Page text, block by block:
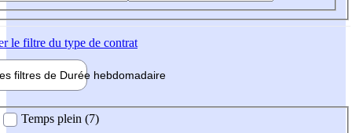
le filtre du type de contrat
filtres de Durée hebdomadaire
Temps plein (7)